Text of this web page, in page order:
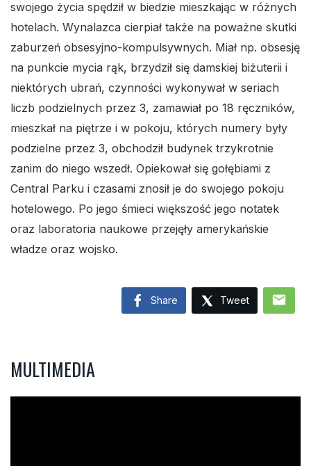
swojego życia spędził w biedzie mieszkając w różnych
hotelach. Wynalazca cierpiał także na poważne skutki
zaburzeń obsesyjno-kompulsywnych. Miał np. obsesję
na punkcie mycia rąk, brzydził się damskiej biżuterii i
niektórych ubrań, czynności wykonywał w seriach
liczb podzielnych przez 3, zamawiał po 18 ręczników,
mieszkał na piętrze i w pokoju, których numery były
podzielne przez 3, obchodził budynek trzykrotnie
zanim do niego wszedł. Opiekował się gołębiami z
Central Parku i czasami znosił je do swojego pokoju
hotelowego. Po jego śmieci większość jego notatek
oraz laboratoria naukowe przejęły amerykańskie
władze oraz wojsko.
Share Tweet mail
MULTIMEDIA